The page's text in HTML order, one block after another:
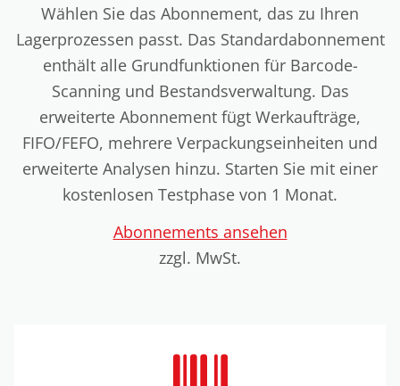
Wählen Sie das Abonnement, das zu Ihren
Lagerprozessen passt. Das Standardabonnement
enthält alle Grundfunktionen für Barcode-
Scanning und Bestandsverwaltung. Das
erweiterte Abonnement fügt Werkaufträge,
FIFO/FEFO, mehrere Verpackungseinheiten und
erweiterte Analysen hinzu. Starten Sie mit einer
kostenlosen Testphase von 1 Monat.
Abonnements ansehen
zzgl. MwSt.